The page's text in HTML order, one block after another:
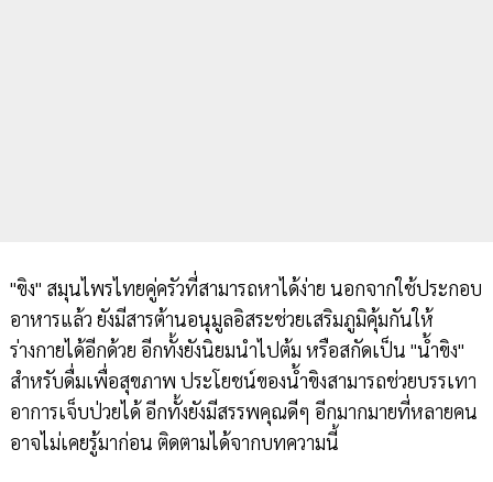
"ขิง" สมุนไพรไทยคู่ครัวที่สามารถหาได้ง่าย นอกจากใช้ประกอบ
อาหารแล้ว ยังมีสารต้านอนุมูลอิสระช่วยเสริมภูมิคุ้มกันให้
ร่างกายได้อีกด้วย อีกทั้งยังนิยมนำไปต้ม หรือสกัดเป็น "น้ำขิง"
สำหรับดื่มเพื่อสุขภาพ ประโยชน์ของน้ำขิงสามารถช่วยบรรเทา
อาการเจ็บป่วยได้ อีกทั้งยังมีสรรพคุณดีๆ อีกมากมายที่หลายคน
อาจไม่เคยรู้มาก่อน ติดตามได้จากบทความนี้